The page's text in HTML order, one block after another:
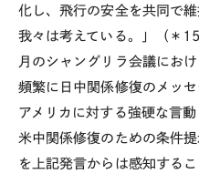
化し、飛行の安全を共同で
我々は考えている。」（＊
月のシャングリラ会議にお
頻繁に日中関係修復のメッ
アメリカに対する強硬な言
米中関係修復のための条件
を上記発言からは感知する